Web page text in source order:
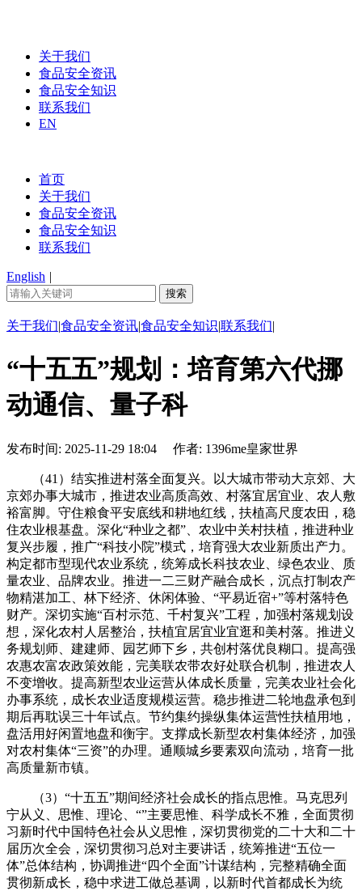
关于我们
食品安全资讯
食品安全知识
联系我们
EN
首页
关于我们
食品安全资讯
食品安全知识
联系我们
English |
关于我们|食品安全资讯|食品安全知识|联系我们|
“十五五”规划：培育第六代挪
动通信、量子科
发布时间: 2025-11-29 18:04 作者: 1396me皇家世界
（41）结实推进村落全面复兴。以大城市带动大京郊、大
京郊办事大城市，推进农业高质高效、村落宜居宜业、农人敷
裕富脚。守住粮食平安底线和耕地红线，扶植高尺度农田，稳
住农业根基盘。深化“种业之都”、农业中关村扶植，推进种业
复兴步履，推广“科技小院”模式，培育强大农业新质出产力。
构定都市型现代农业系统，统筹成长科技农业、绿色农业、质
量农业、品牌农业。推进一二三财产融合成长，沉点打制农产
物精湛加工、林下经济、休闲体验、“平易近宿+”等村落特色
财产。深切实施“百村示范、千村复兴”工程，加强村落规划设
想，深化农村人居整治，扶植宜居宜业宜逛和美村落。推进义
务规划师、建建师、园艺师下乡，共创村落优良糊口。提高强
农惠农富农政策效能，完美联农带农好处联合机制，推进农人
不变增收。提高新型农业运营从体成长质量，完美农业社会化
办事系统，成长农业适度规模运营。稳步推进二轮地盘承包到
期后再耽误三十年试点。节约集约操纵集体运营性扶植用地，
盘活用好闲置地盘和衡宇。支撑成长新型农村集体经济，加强
对农村集体“三资”的办理。通顺城乡要素双向流动，培育一批
高质量新市镇。
（3）“十五五”期间经济社会成长的指点思惟。马克思列
宁从义、思惟、理论、“”主要思惟、科学成长不雅，全面贯彻
习新时代中国特色社会从义思惟，深切贯彻党的二十大和二十
届历次全会，深切贯彻习总对主要讲话，统筹推进“五位一
体”总体结构，协调推进“四个全面”计谋结构，完整精确全面
贯彻新成长，稳中求进工做总基调，以新时代首都成长为统